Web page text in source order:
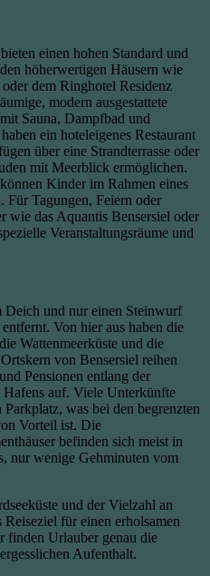
einen hohen Standard und
höherwertigen Häusern wie
dem Ringhotel Residenz
modern ausgestattete
Sauna, Dampfbad und
ein hoteleigenes Restaurant
über eine Strandterrasse oder
mit Meerblick ermöglichen.
Kinder im Rahmen eines
Für Tagungen, Feiern oder
wie das Aquantis Bensersiel oder
Veranstaltungsräume und
Deich und nur einen Steinwurf
Von hier aus haben die
Wattenmeerküste und die
von Bensersiel reihen
Pensionen entlang der
Hafens auf. Viele Unterkünfte
was bei den begrenzten
Vorteil ist. Die
befinden sich meist in
nur wenige Gehminuten vom
und der Vielzahl an
für einen erholsamen
finden Urlauber genau die
Aufenthalt.